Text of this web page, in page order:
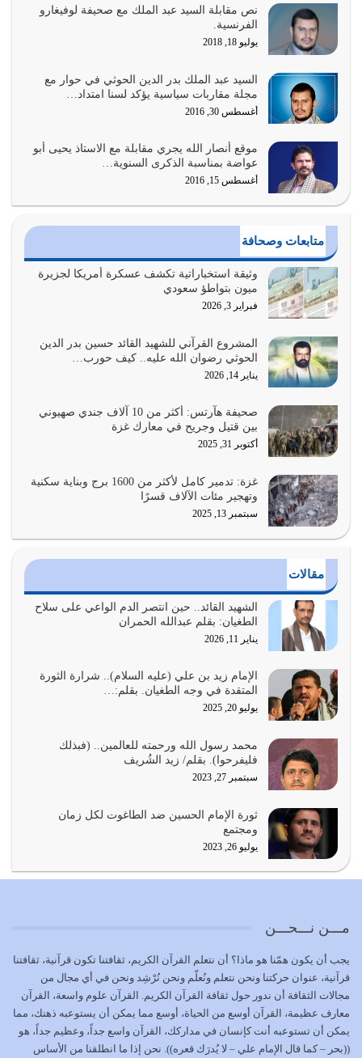
أبرز أسباب الشقاء هو الإعراض عن ذكر الله وعن هدى الله
المتمثل في القرآن الكريم
يوليو 31, 2026
أولياء الشيطان كلما كانوا أكثر ولاءً وطاعة للشيطان كلما كانوا
أكثر ضعفاً
يوليو 30, 2026
وعد الله تعالى من يُقتل في سبيله بالحياة الأبدية والرزق
والاستبشار والنجاة والخلود في…
يوليو 29, 2026
القرآن الكريم هو أهم مصدر لمعرفة رسول الله معرفة سيرته
معرفة شخصيته معرفة عظمته
يوليو 28, 2026
هل نحن من الصالحين؟ قيِّم نفسك هنا اترك القرآن على أصله
وأعرض نفسك، وأعرض ما لديك على…
يوليو 27, 2026
عندما يكون عدوك هو عدو الله معناه أن تكون نقاط الضعف
فيه كثيرة وسينصرك الله عليه إذا…
يوليو 26, 2026
أراد الله لهذه الأمة ان تكون خير امة أخرجت للناس بالنهوض
بالأمر بالمعروف والنهي عن…
يوليو 25, 2026
الدين الذي شرعه الله لا يجوز أن يخضع لآرائنا وأهوائنا
أي أمة تتفرق في الدين وتتفرق في كيانها معناه أنها أصبحت
أمة عاجزة عن النهوض…
يوليو 23, 2026
بحبل الله جميعاً وليس كل…
يوليو 22, 2026
يشاء ويذل من يشاء
يوليو 21, 2026
كل زمان…
يوليو 19, 2026
الوظيفة عبارة عن مسؤولية يجب النهوض بها كما ينبغي لكي
وَالْمُنْفِقِينَ…
يوليو 17, 2026
الاعتصام بحبل الله أمر إلهي للمؤمنين وهو بمثابة سبب بينهم
وبين الله يترتب عليه النصر…
يوليو 16, 2026
نص مقابلة السيد عبد الملك مع صحيفة لوفيغارو
الفرنسية.
يوليو 18, 2018
السيد عبد الملك بدر الدين الحوثي في حوار مع
مجلة مقاربات سياسية يؤكد لسنا امتداد…
أغسطس 30, 2016
موقع أنصار الله يجري مقابلة مع الاستاذ يحيى أبو
عواضة بمناسبة الذكرى السنوية…
أغسطس 15, 2016
متابعات وصحافة
وثيقة استخباراتية تكشف عسكرة أمريكا لجزيرة
ميون بتواطؤ سعودي
فبراير 3, 2026
المشروع القرآني للشهيد القائد حسين بدر الدين
الحوثي رضوان الله عليه.. كيف حورب…
يناير 14, 2026
صحيفة هآرتس: أكثر من 10 آلاف جندي صهيوني
بين قتيل وجريح في معارك غزة
أكتوبر 31, 2025
غزة: تدمير كامل لأكثر من 1600 برج وبناية سكنية
وتهجير مئات الآلاف قسرًا
سبتمبر 13, 2025
مقالات
الشهيد القائد.. حين انتصر الدم الواعي على سلاح
الطغيان: بقلم عبدالله الحمران
يناير 11, 2026
الإمام زيد بن علي (عليه السلام).. شرارة الثورة
المتقدة في وجه الطغيان. بقلم:…
يوليو 20, 2025
محمد رسول الله ورحمته للعالمين.. (فبذلك
فليفرحوا). بقلم/ زيد الشُريف
سبتمبر 27, 2023
ثورة الإمام الحسين ضد الطاغوت لكل زمان
ومجتمع
يوليو 26, 2023
مـــن نـــحـــن
يجب أن يكون همّنا هو ماذا؟ أن نتعلم القرآن الكريم، ثقافتنا تكون قرآنية، ثقافتنا
قرآنية، عنوان حركتنا ونحن نتعلم ونُعلّم ونحن نُرْشِد ونحن في أي مجال من
مجالات الثقافة أن ندور حول ثقافة القرآن الكريم. القرآن علوم واسعة، القرآن
معارف عظيمة، القرآن أوسع من الحياة، أوسع مما يمكن أن يستوعبه ذهنك، مما
يمكن أن تستوعبه أنت كإنسان في مداركك، القرآن واسع جداً، وعظيم جداً، هو
((بحر – كما قال الإمام علي – لا يُدرَك قعره)). نحن إذا ما انطلقنا من الأساس